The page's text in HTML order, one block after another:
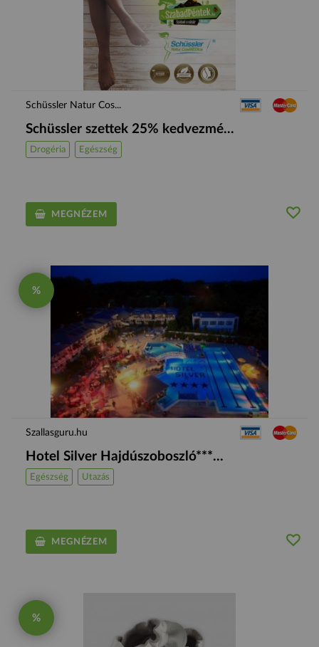
Schüssler Natur Cos...
Schüssler szettek 25% kedvezmé...
Drogéria Egészség
MEGNÉZEM
%
Szallasguru.hu
Hotel Silver Hajdúszoboszló***...
Egészség Utazás
MEGNÉZEM
%